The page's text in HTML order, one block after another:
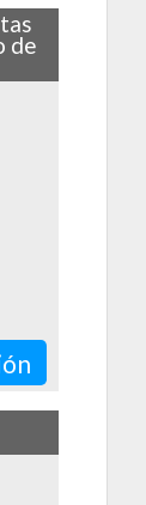
de